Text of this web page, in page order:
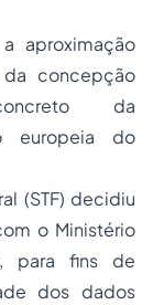
aproximação
concepção
da
europeia do
(STF) decidiu
o Ministério
para fins de
dos dados